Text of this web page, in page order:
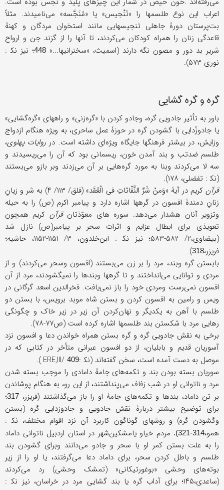
اعراب این نوع طلسمها را «تَنْجیس» یا «مُنَجَّسه» می‌نامیدند. مثلاً
بت‌پرستان دورۀ جاهلی تنجیسهایی مانند استخوان مردگان و کهنۀ
قاعدگی زنان را همراه کودکان می‌کردند، تا آنها را از گزند جن و ارواح
شریر بد دور و مصون نگه دارند (اسمیث، «سخنرانیها...»448؛ نیز ﻧﻜ :
نوری ۵۷۳).
گره و گره گشایی
باور به تأثیر جادویی گره، وجادو کردن با «گره‌زنی» و راههای «گره‌گشایی»
یا جادوزُدایی با گشودن گره در حوزۀ عمل ساحری، به ویژه هنگام ازدواج
وزایش، در بیشتر فرهنگها جایگاه ویژه‌ای داشته است. در روایات پهلوی،
طلسم ضدتب و بند آمدن خون، ریسمانی بود که آن را می‌ر‌یسیدند و
سه لا می‌کردند وبنا به مورد گره‌هایی بر آن می‌زدند وبر بازو می‌بستند
(ﻧﻜ : تفضلی، ۱۷۸).
قرآن
کریم در آیۀ «وَمنْ شَرِّ النَّفّاثاتِ فی الْعُقَد» (فلق/ ۱۱۳/ ۴) به شر و زیانِ
زنانِ دمندۀ افسون در گرهها اشاره دارد و پیامبر اکرم (ص) را به حیله
وتزویر آنان هشدار می‌دهد. سوره های معوّذتانقرآن کریم همچون
تعویذی برای ابطال عزایم و اثرات سحر بر پیامبر(ص) نازل شد
(بیضاوی،۲/ ۵۸۲-۵۸۳؛ نیز ﻧﻜ : ابن‌خلدون، ۳/ ۱۱۵۱-۱۱۵۲، حاشیه؛
فریزر،318
).
بابستن گره وبند، مرد را بر زن می‌بستند (افسون وسحر می‌کردند) و از
مردی و توانایی می‌انداختند و تا گرهها وبندها را نمی‎گشودند، مرد از آن
افسون نمی‌رست ومردی خود را باز نمی‌یافت. فخرالدین اسعد گرگانی در
ویس و رامین به افسون کردن و بستن شاه موبد برویس، با بستن دو
طلسم با آهن به یکدیگر و نهان‌کردن آن زیر در زیر خاک و چگونگی
رهایی مرد با شکستن بند طلسمها اشاره کرده است (ص۷۷-۷۸).
برخی به نقش جادویی گره و گره بستن همراه خواندن دعا و افسون نزد
آسوریان قدیم و بابلیان، از دو افسون عبرانی متأخر در کتابی که در
موصل به دست آمده است، سخن گفته‌اند (ﻧﻜ :ERE,III/409
).
سوریان بسته بودن بند و تکمه‌های جامۀ دامادی را موجب بسته شدن
مرد و ناتوانی او در شب زفاف می‌پنداشتند، از این رو، به هنگام پوشاندن
بر تن داماد، بندها و تکمه‌های جامۀ او را باز می‌گذاشتند (فریزر، 317؛
برای توضیح بیشتر دربارۀ نقش جادویی و جادوزدایی گره (بستن
وگشودن گره) و روشهای گوناگون کاربرد آن نزد اقوام مختلف، ﻧﻜ :
همو،314-321).
مردم خیاو یامشکین‌شهر در استان اردبیل ناتوانی داماد
را به علت بستن کمر او با سحر و جادو می‌دانند وبرای گشودن بند
طلسم و باطل کردن سحر، برای داماد دعا می‌گرفتند، یا او را از زیر
بوته‌های وحشی «بوغورتیکانی» (تمشک وحشی) رد می‌کردند
(ساعدی،۱۴۵؛ برای آداب گره یا بند گشایی مرد در خراسان، نیز ﻧﻜ :